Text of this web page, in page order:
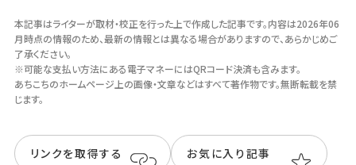
幼児：無料
※（）内は、鹿児島市民料金（鹿児島市居
住者の観覧料金）
所確認ができる書類等の提示が必要で
本記事はライターが取材・校正を行った上で作成した記事です。内容は2026年06
月時点の情報のため、最新の情報とは異なる場合がありますので、あらかじめご
了承ください。
※可能な支払い方法にある電子マネーにはQRコード決済も含みます。
あちこちのホームページ上の画像・⽂章などはすべて著作物です。無断転載を禁
じます。
リンクを取得する お気に入り記事